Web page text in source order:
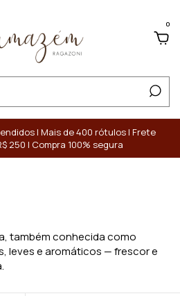
0
| Mais de 400 rótulos | Frete
250 | Compra 100% segura
também conhecida como
leves e aromáticos — frescor e